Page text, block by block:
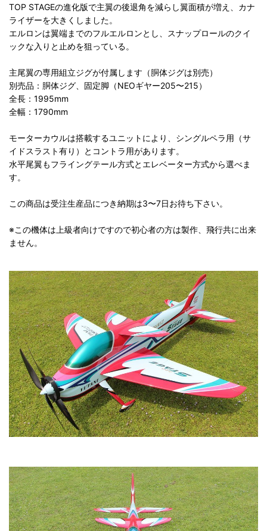
TOP STAGEの進化版で主翼の後退角を減らし翼面積が増え、カナ
ライザーを大きくしました。
エルロンは翼端までのフルエルロンとし、スナップロールのクイ
ックな入りと止めを狙っている。
主尾翼の専用組立ジグが付属します（胴体ジグは別売）
別売品：胴体ジグ、固定脚（NEOギヤー205〜215）
全長：1995mm
全幅：1790mm
モーターカウルは搭載するユニットにより、シングルペラ用（サ
イドスラスト有り）とコントラ用があります。
水平尾翼もフライングテール方式とエレベーター方式から選べま
す。
この商品は受注生産品につき納期は3〜7日お待ち下さい。
※この機体は上級者向けですので初心者の方は製作、飛行共に出来
ません。